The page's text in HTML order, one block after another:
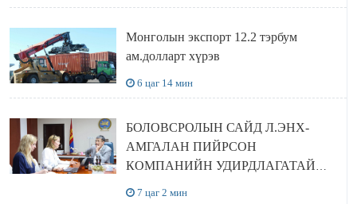
Монголын экспорт 12.2 тэрбум
ам.долларт хүрэв
6 цаг 14 мин
БОЛОВСРОЛЫН САЙД Л.ЭНХ-
АМГАЛАН ПИЙРСОН
КОМПАНИЙН УДИРДЛАГАТАЙ
7 цаг 2 мин